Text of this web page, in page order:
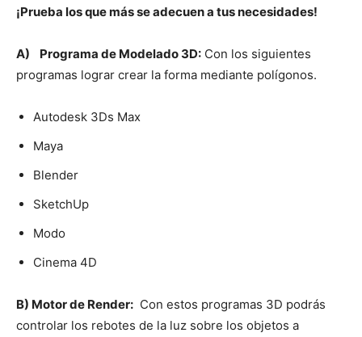
¡Prueba los que más se adecuen a tus necesidades!
A) Programa de Modelado 3D: Con los siguientes
programas lograr crear la forma mediante polígonos.
Autodesk 3Ds Max
Maya
Blender
SketchUp
Modo
Cinema 4D
B) Motor de Render: Con estos programas 3D podrás
controlar los rebotes de la luz sobre los objetos a